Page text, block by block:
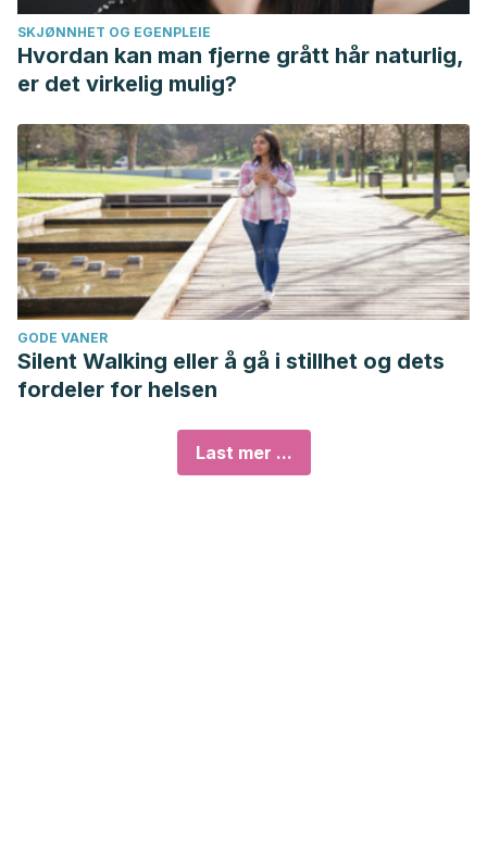
SKJØNNHET OG EGENPLEIE
Hvordan kan man fjerne grått hår naturlig,
er det virkelig mulig?
GODE VANER
Silent Walking eller å gå i stillhet og dets
fordeler for helsen
Last mer ...